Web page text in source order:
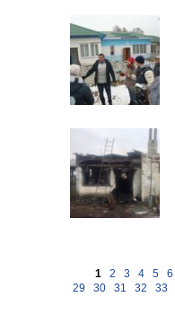
1 2 3 4 5 6
29
30 31 32 33